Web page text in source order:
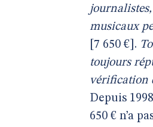
musicaux
[7 650 €].
toujours
vérification
Depuis
650 € n’a